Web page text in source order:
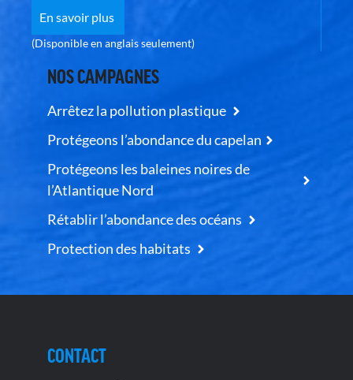
En savoir plus
(Disponible en anglais seulement)
NOS CAMPAGNES
Arrêtez la pollution plastique
Protégeons l’abondance du capelan
Protégeons les baleines noires de
l’Atlantique Nord
Rétablir l’abondance des océans
Protection des habitats
CONTACT